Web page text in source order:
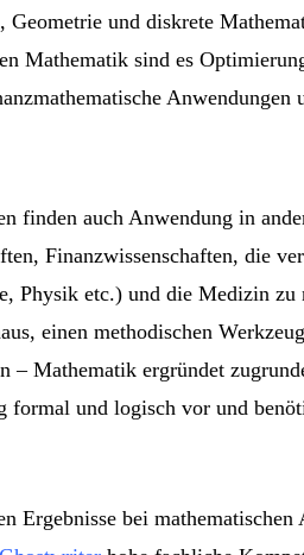
und diskrete
Mathematik sind es
Anwendungen
finden auch Anwendung in
Finanzwissenschaften, die
Physik etc.) und die Medizin zu
einen methodischen
– Mathematik ergründet
formal und logisch vor und
Ergebnisse bei